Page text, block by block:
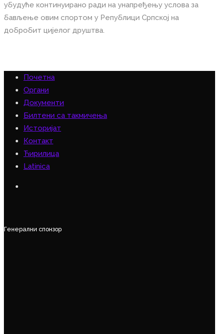
убудуће континуирано ради на унапређењу услова за
бављење овим спортом у Републици Српској на
добробит цијелог друштва.
Почетна
Органи
Документи
Билтени са такмичења
Историјат
Контакт
Ћирилица
Latinica
Генерални спонзор